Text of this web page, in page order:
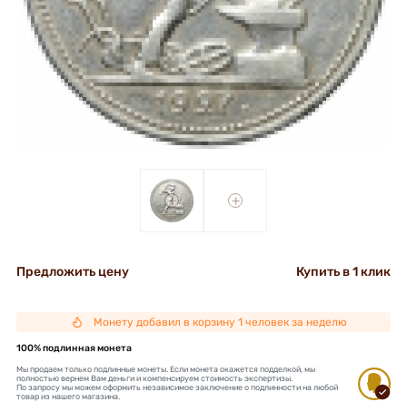
+ +
Предложить цену Купить в 1 клик
Монету добавил в корзину 1 человек за неделю
100% подлинная монета
Мы продаем только подлинные монеты. Если монета окажется подделкой, мы
полностью вернем Вам деньги и компенсируем стоимость экспертизы.
По запросу мы можем оформить независимое заключение о подлинности на любой
товар из нашего магазина.